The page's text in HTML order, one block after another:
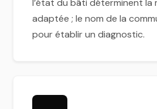
l’état du bâti déterminent la
adaptée ; le nom de la
pour établir un diagnostic.